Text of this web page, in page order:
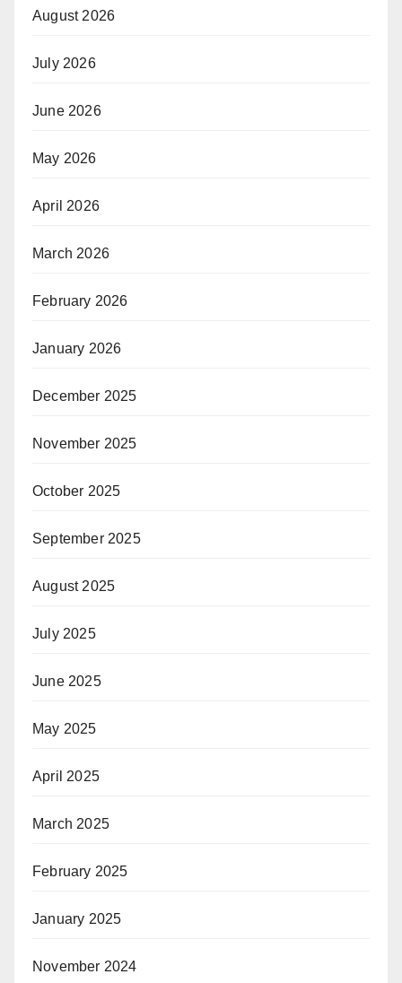
August 2026
July 2026
June 2026
May 2026
April 2026
March 2026
February 2026
January 2026
December 2025
November 2025
October 2025
September 2025
August 2025
July 2025
June 2025
May 2025
April 2025
March 2025
February 2025
January 2025
November 2024